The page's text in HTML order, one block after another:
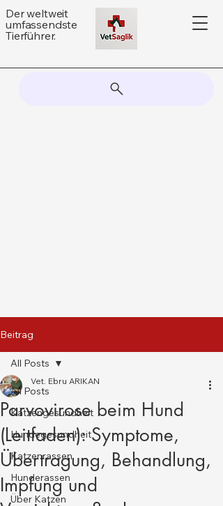
Der weltweit
umfassendste
Tierführer.
Beitrag
All Posts
Katzengesundheit
Hundegesundheit
Katzenrassen
Hunderassen
Über Katzen
All Posts
Parvovirose beim Hund
(Leitfaden): Symptome,
Übertragung, Behandlung,
Impfung und
Vet. Ebru ARIKAN